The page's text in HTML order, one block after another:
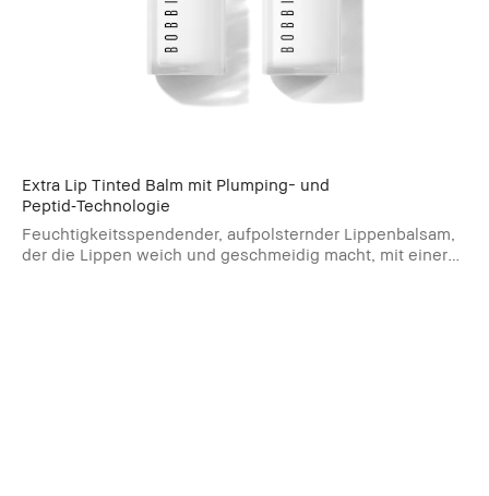
Extra Lip Tinted Balm mit Plumping- und
Peptid‑Technologie
Feuchtigkeitsspendender, aufpolsternder Lippenbalsam,
der die Lippen weich und geschmeidig macht, mit einer